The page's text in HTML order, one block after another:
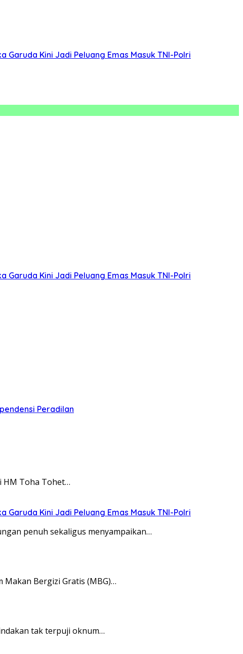
Garuda Kini Jadi Peluang Emas Masuk TNI-Polri
Garuda Kini Jadi Peluang Emas Masuk TNI-Polri
Peradilan
HM Toha Tohet…
Garuda Kini Jadi Peluang Emas Masuk TNI-Polri
penuh sekaligus menyampaikan…
Makan Bergizi Gratis (MBG)…
tak terpuji oknum…